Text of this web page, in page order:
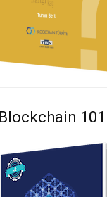
Blockchain